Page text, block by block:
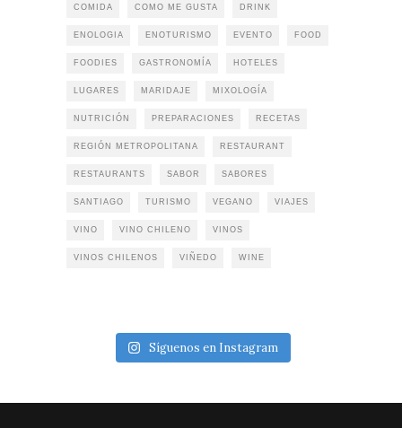
COMIDA COMO ME GUSTA DRINK
ENOLOGIA ENOTURISMO EVENTO FOOD
FOODIES GASTRONOMÍA HOTELES
LUGARES MARIDAJE MIXOLOGÍA
NUTRICIÓN PREPARACIONES RECETAS
REGIÓN METROPOLITANA RESTAURANT
RESTAURANTS SABOR SABORES
SANTIAGO TURISMO VEGANO VIAJES
VINO VINO CHILENO VINOS
VINOS CHILENOS VIÑEDO WINE
Síguenos en Instagram